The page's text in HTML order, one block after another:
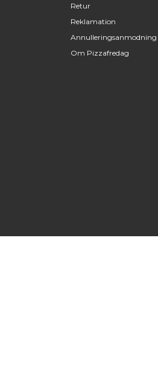
Retur
Reklamation
Annulleringsanmodning
Om Pizzafredag